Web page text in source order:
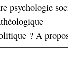
psychologie
? A